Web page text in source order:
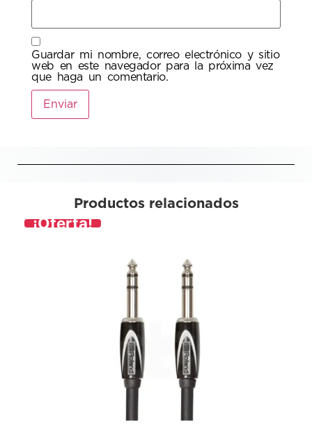
Guardar mi nombre, correo electrónico y sitio
web en este navegador para la próxima vez
que haga un comentario.
Productos relacionados
¡Oferta!